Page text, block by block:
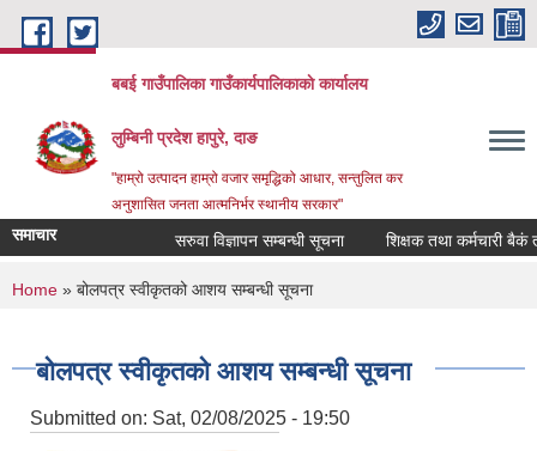
Skip to main content
बबई गाउँपालिका गाउँकार्यपालिकाकाे कार्यालय
लुम्बिनी प्रदेश हापुरे, दाङ
"हाम्रो उत्पादन हाम्रो वजार समृद्धिको आधार, सन्तुलित कर
अनुशासित जनता आत्मनिर्भर स्थानीय सरकार"
समाचार सरुवा विज्ञापन सम्बन्धी सूचना शिक्षक तथा कर्मचारी बैकं
You are here
Home » बोलपत्र स्वीकृतको आशय सम्बन्धी सूचना
बोलपत्र स्वीकृतको आशय सम्बन्धी सूचना
Submitted on: Sat, 02/08/2025 - 19:50